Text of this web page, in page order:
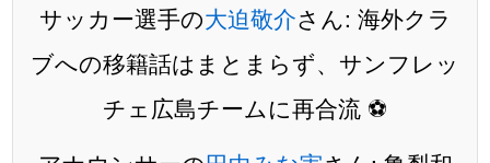
サッカー選手の大迫敬介さん: 海外クラ
ブへの移籍話はまとまらず、サンフレッ
チェ広島チームに再合流 ⚽️